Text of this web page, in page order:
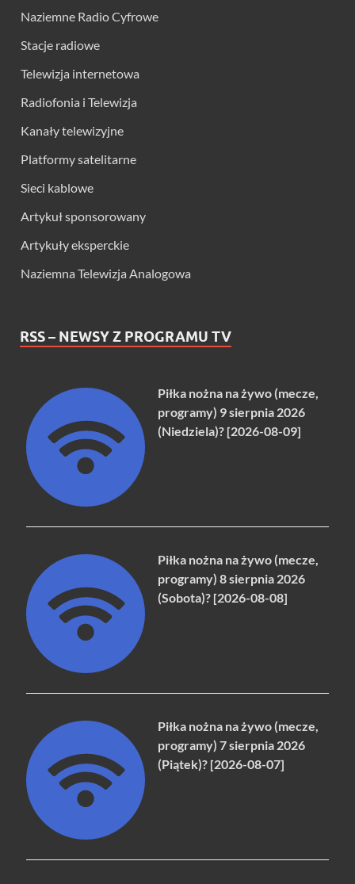
Naziemne Radio Cyfrowe
Stacje radiowe
Telewizja internetowa
Radiofonia i Telewizja
Kanały telewizyjne
Platformy satelitarne
Sieci kablowe
Artykuł sponsorowany
Artykuły eksperckie
Naziemna Telewizja Analogowa
RSS – NEWSY Z PROGRAMU TV
Piłka nożna na żywo (mecze,
programy) 9 sierpnia 2026
(Niedziela)? [2026-08-09]
Piłka nożna na żywo (mecze,
programy) 8 sierpnia 2026
(Sobota)? [2026-08-08]
Piłka nożna na żywo (mecze,
programy) 7 sierpnia 2026
(Piątek)? [2026-08-07]